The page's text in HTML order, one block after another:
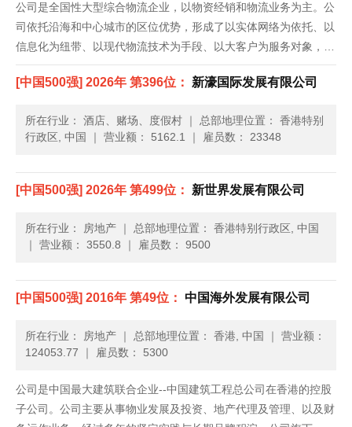
公司是全国性大型综合物流企业，以物资经销和物流业务为主。公
司依托沿海和中心城市的区位优势，形成了以实体网络为依托、以
信息化为纽带、以现代物流技术为手段、以大客户为服务对象，具
有分销分拨、物流设计、多式联运、科技开发、电子商务、国际贸
易、国际货代等综合配套的全方位、全天候多维物流服务体系。公
[中国500强] 2026年 第396位： 新濠国际发展有限公司
所在行业： 酒店、赌场、度假村 ｜ 总部地理位置： 香港特别
行政区, 中国
｜ 营业额： 5162.1 ｜ 雇员数： 23348
[中国500强] 2026年 第499位： 新世界发展有限公司
所在行业： 房地产 ｜ 总部地理位置： 香港特别行政区, 中国
｜ 营业额： 3550.8 ｜ 雇员数： 9500
[中国500强] 2016年 第49位： 中国海外发展有限公司
所在行业： 房地产 ｜ 总部地理位置： 香港, 中国 ｜ 营业额：
124053.77 ｜ 雇员数： 5300
公司是中国最大建筑联合企业--中国建筑工程总公司在香港的控股
子公司。公司主要从事物业发展及投资、地产代理及管理、以及财